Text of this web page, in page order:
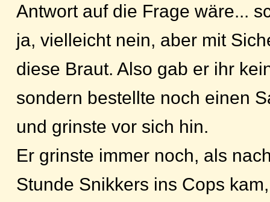
Antwort auf die Frage wäre...
ja, vielleicht nein, aber mit
diese Braut. Also gab er ihr
sondern bestellte noch einen
und grinste vor sich hin.
Er grinste immer noch, als
Stunde Snikkers ins Cops